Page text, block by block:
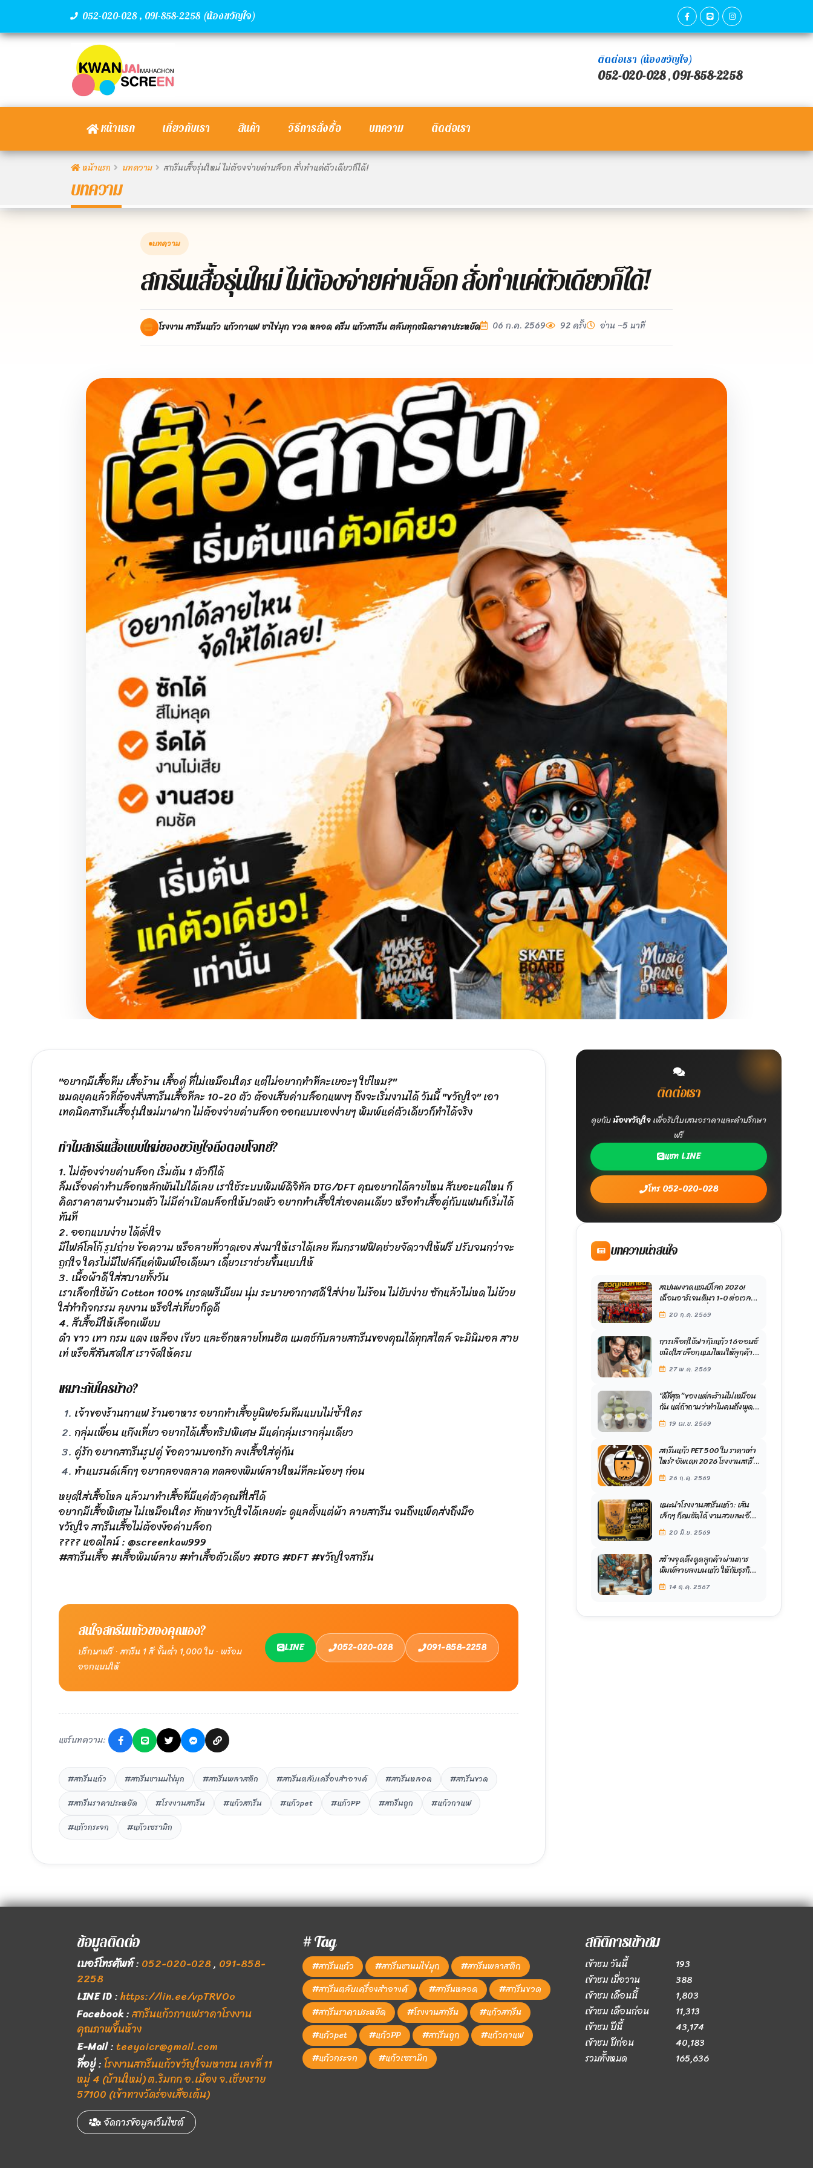
052-020-028 , 091-858-2258 (น้องขวัญใจ)
ติดต่อเรา (น้องขวัญใจ)
052-020-028,091-858-2258
หน้าแรก เกี่ยวกับเรา สินค้า วิธีการสั่งซื้อ บทความ ติดต่อเรา
หน้าแรก บทความ สกรีนเสื้อรุ่นใหม่ ไม่ต้องจ่ายค่าบล็อก สั่งทำแค่ตัวเดียวก็ได้!
บทความ
บทความ
สกรีนเสื้อรุ่นใหม่ ไม่ต้องจ่ายค่าบล็อก สั่งทำแค่ตัวเดียวก็ได้!
โรงงาน สกรีนแก้ว แก้วกาแฟ ชาไข่มุก ขวด หลอด ครีม แก้วสกรีน ตลับทุกชนิดราคาประหยัด 06 ก.ค. 2569 92 ครั้ง อ่าน ~5 นาที
"อยากมีเสื้อทีม เสื้อร้าน เสื้อคู่ ที่ไม่เหมือนใคร แต่ไม่อยากทำทีละเยอะๆ ใช่ไหม?"
หมดยุคแล้วที่ต้องสั่งสกรีนเสื้อทีละ 10-20 ตัว ต้องเสียค่าบล็อกแพงๆ ถึงจะเริ่มงานได้ วันนี้ "ขวัญใจ" เอา
เทคนิคสกรีนเสื้อรุ่นใหม่มาฝาก ไม่ต้องจ่ายค่าบล็อก ออกแบบเองง่ายๆ พิมพ์แค่ตัวเดียวก็ทำได้จริง
ทำไมสกรีนเสื้อแบบใหม่ของขวัญใจถึงตอบโจทย์?
1. ไม่ต้องจ่ายค่าบล็อก เริ่มต้น 1 ตัวก็ได้
ลืมเรื่องค่าทำบล็อกหลักพันไปได้เลย เราใช้ระบบพิมพ์ดิจิทัล DTG/DFT คุณอยากได้ลายไหน สีเยอะแค่ไหน ก็
คิดราคาตามจำนวนตัว ไม่มีค่าเปิดบล็อกให้ปวดหัว อยากทำเสื้อใส่เองคนเดียว หรือทำเสื้อคู่กับแฟนก็เริ่มได้
ทันที
2. ออกแบบง่าย ได้ดั่งใจ
มีไฟล์โลโก้ รูปถ่าย ข้อความ หรือลายที่วาดเอง ส่งมาให้เราได้เลย ทีมกราฟฟิคช่วยจัดวางให้ฟรี ปรับจนกว่าจะ
ถูกใจ ใครไม่มีไฟล์ก็แค่พิมพ์ไอเดียมา เดี๋ยวเราช่วยขึ้นแบบให้
3. เนื้อผ้าดี ใส่สบายทั้งวัน
เราเลือกใช้ผ้า Cotton 100% เกรดพรีเมียม นุ่ม ระบายอากาศดี ใส่ง่าย ไม่ร้อน ไม่ยับง่าย ซักแล้วไม่หด ไม่ย้วย
ใส่ทำกิจกรรม ลุยงาน หรือใส่เที่ยวก็ดูดี
4. สีเสื้อมีให้เลือกเพียบ
ดำ ขาว เทา กรม แดง เหลือง เขียว และอีกหลายโทนฮิต แมตช์กับลายสกรีนของคุณได้ทุกสไตล์ จะมินิมอล สาย
เท่ หรือสีสันสดใส เราจัดให้ครบ
เหมาะกับใครบ้าง?
เจ้าของร้านกาแฟ ร้านอาหาร อยากทำเสื้อยูนิฟอร์มทีมแบบไม่ซ้ำใคร
กลุ่มเพื่อน แก๊งเที่ยว อยากได้เสื้อทริปพิเศษ มีแค่กลุ่มเรากลุ่มเดียว
คู่รัก อยากสกรีนรูปคู่ ข้อความบอกรัก ลงเสื้อใส่คู่กัน
ทำแบรนด์เล็กๆ อยากลองตลาด ทดลองพิมพ์ลายใหม่ทีละน้อยๆ ก่อน
หยุดใส่เสื้อโหล แล้วมาทำเสื้อที่มีแค่ตัวคุณที่ใส่ได้
อยากมีเสื้อพิเศษ ไม่เหมือนใคร ทักหาขวัญใจได้เลยค่ะ ดูแลตั้งแต่ผ้า ลายสกรีน จนถึงแพ็คส่งถึงมือ
ขวัญใจ สกรีนเสื้อไม่ต้องง้อค่าบล็อก
???? แอดไลน์ : @screenkaw999
#สกรีนเสื้อ #เสื้อพิมพ์ลาย #ทำเสื้อตัวเดียว #DTG #DFT #ขวัญใจสกรีน
สนใจสกรีนแก้วของคุณเอง?
ปรึกษาฟรี · สกรีน 1 สี ขั้นต่ำ 1,000 ใบ · พร้อม
ออกแบบให้
LINE 052-020-028 091-858-2258
แชร์บทความ:
#สกรีนแก้ว #สกรีนชานมไข่มุก #สกรีนพลาสติก #สกรีนตลับเครื่องสำอางค์ #สกรีนหลอด
#สกรีนขวด
#สกรีนราคาประหยัด
#โรงงานสกรีน #แก้วสกรีน #แก้วpet #แก้วPP #สกรีนถูก
#แก้วกาแฟ
#แก้วกระจก
#แก้วเซรามิก
ติดต่อเรา
คุยกับน้องขวัญใจเพื่อรับใบเสนอราคาและคำปรึกษา
ฟรี
แชท LINE
โทร 052-020-028
บทความน่าสนใจ
สเปนผงาดแชมป์โลก 2026!
เฉือนอาร์เจนตินา 1-0 ต่อเวลา
คว้าแชมป์สมัยที่ 2 ในรอบ 16 ปี
20 ก.ค. 2569
การเลือกใช้ฝา กับแก้ว 16 ออนซ์
ชนิดใส เลือกแบบไหนให้ลูกค้า
ประทับใจ โดย โรงงานสกรีนแก้ว
ขวัญใจมหาชน
27 พ.ค. 2569
“ดีที่สุด” ของแต่ละร้านไม่เหมือน
กัน แต่ถ้าถามว่าทำไมคนถึงพูด
ถึง “ขวัญใจมหาชน” บ่อยๆ มี
เหตุผลแบบนี้ จุดที่ทำให้ “ขวัญใจ
19 เม.ย. 2569
สกรีนแก้ว PET 500 ใบ ราคาเท่า
ไหร่? อัพเดท 2026 โรงงานสกรีน
แก้วขวัญใจมหาชน
26 ก.ค. 2569
แนะนำโรงงานสกรีนแก้ว: เส้น
เล็กๆ ก็คมชัดได้ งานสวยละเอียด
ต้องยกให้ “โรงงานของขวัญใจ”
20 มิ.ย. 2569
สร้างจุดดึงดูดลูกค้า ผ่านการ
พิมพ์ลายลงบนแก้ว ให้กับธุรกิจ
แบบสร้างสรร
14 ต.ค. 2567
ข้อมูลติดต่อ
เบอร์โทรศัพท์: 052-020-028, 091-858-
2258
LINE ID:https://lin.ee/vpTRVOo
Facebook:สกรีนแก้วกาแฟราคาโรงงาน
คุณภาพขึ้นห้าง
E-Mail:teeyaicr@gmail.com
ที่อยู่:โรงงานสกรีนแก้วขวัญใจมหาชน เลขที่ 11
หมู่ 4 (บ้านใหม่) ต.ริมกก อ.เมือง จ.เชียงราย
57100 (เข้าทางวัดร่องเสือเต้น)
จัดการข้อมูลเว็บไซต์
# Tag
#สกรีนแก้ว #สกรีนชานมไข่มุก
#สกรีนพลาสติก
#สกรีนตลับเครื่องสำอางค์
#สกรีนหลอด
#สกรีนขวด
#สกรีนราคาประหยัด
#โรงงานสกรีน
#แก้วสกรีน
#แก้วpet
#แก้วPP #สกรีนถูก
#แก้วกาแฟ
#แก้วกระจก
#แก้วเซรามิก
สถิติการเข้าชม
เข้าชม วันนี้
193
เข้าชม เมื่อวาน
388
เข้าชม เดือนนี้
1,803
เข้าชม เดือนก่อน
11,313
เข้าชม ปีนี้
43,174
เข้าชม ปีก่อน
40,183
รวมทั้งหมด
165,636